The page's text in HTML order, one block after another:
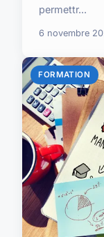
permettr...
6 novembre
FORMATION